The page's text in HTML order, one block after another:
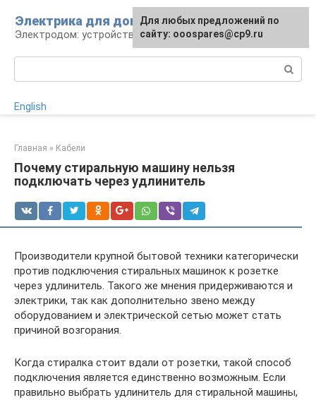
контенту
Электрика для дома
Электродом: устройства, кабели, ремонт
English
Главная » Кабели
Почему стиральную машину нельзя
подключать через удлинитель
Производители крупной бытовой техники категорически
против подключения стиральных машинок к розетке
через удлинитель. Такого же мнения придерживаются и
электрики, так как дополнительно звено между
оборудованием и электрической сетью может стать
причиной возгорания.
Когда стиралка стоит вдали от розетки, такой способ
подключения является единственно возможным. Если
правильно выбрать удлинитель для стиральной машины,
Для любых предложений по
сайту: ooospares@cp9.ru